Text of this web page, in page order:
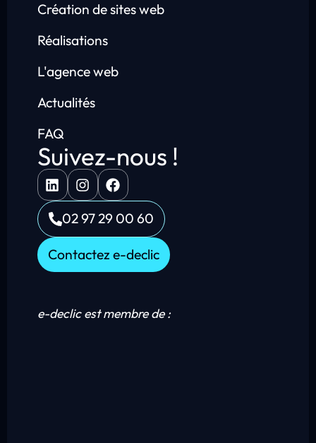
Création de sites web
Réalisations
L'agence web
Actualités
FAQ
Suivez-nous !
02 97 29 00 60
Contactez e-declic
e-declic est membre de :